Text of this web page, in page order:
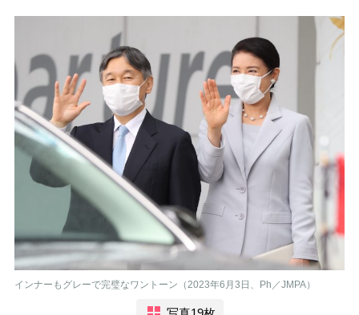
インナーもグレーで完璧なワントーン（2023年6月3日、Ph／JMPA）